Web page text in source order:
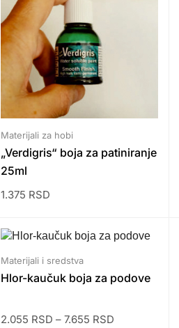
Materijali za hobi
„Verdigris“ boja za patiniranje
25ml
1.375 RSD
Materijali i sredstva
Hlor-kaučuk boja za podove
2.055 RSD – 7.655 RSD